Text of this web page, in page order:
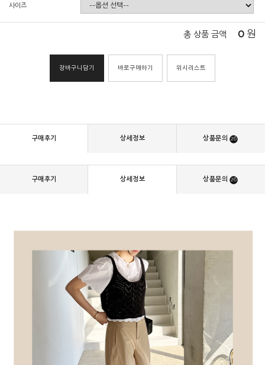
사이즈
총 상품 금액 0 원
장바구니담기 바로구매하기 위시리스트
구매후기 상세정보 상품문의 26
구매후기 상세정보 상품문의 26